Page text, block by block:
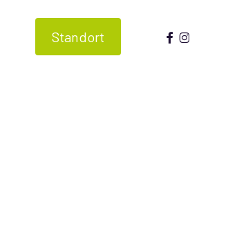
Standort facebook